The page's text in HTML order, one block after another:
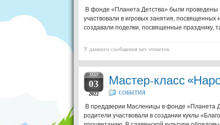
В фонде «Планета Детства» были
участвовали в игровых занятия,
создавали поделки, посвященные празднику,
У данного сообщения нет этикеток
МАР
03
2022
Мастер-класс
СОБЫТИЯ
В преддверии Масленицы в фонде «Планета
родители участвовали в создании куклы